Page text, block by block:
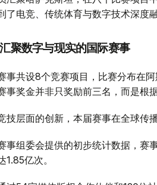
了电竞、传统体育与数字技术深度
聚数字与现实的国际赛事
事共设8个竞赛项目，比赛分布在
事奖金并非只奖励前三名，而是根
技层面的创新，本届赛事在全球传
事组委会提供的初步统计数据，赛
1.85亿次。